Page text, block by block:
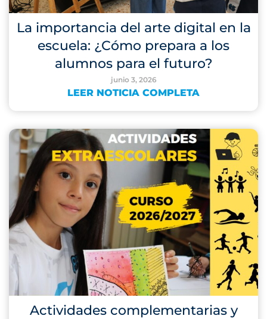
La importancia del arte digital en la
escuela: ¿Cómo prepara a los
alumnos para el futuro?
junio 3, 2026
LEER NOTICIA COMPLETA
Actividades complementarias y